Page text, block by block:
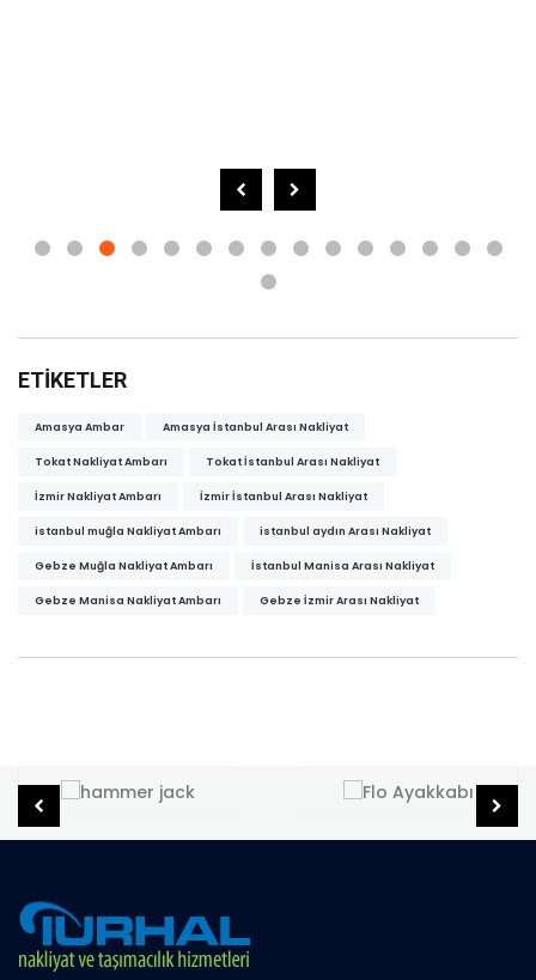
ETIKETLER
Amasya Ambar Amasya İstanbul Arası Nakliyat
Tokat Nakliyat Ambarı Tokat İstanbul Arası Nakliyat
İzmir Nakliyat Ambarı İzmir İstanbul Arası Nakliyat
istanbul muğla Nakliyat Ambarı istanbul aydın Arası Nakliyat
Gebze Muğla Nakliyat Ambarı İstanbul Manisa Arası Nakliyat
Gebze Manisa Nakliyat Ambarı Gebze İzmir Arası Nakliyat